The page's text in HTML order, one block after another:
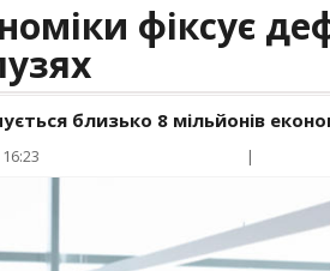
фіксує
близько 8 мільйонів
|